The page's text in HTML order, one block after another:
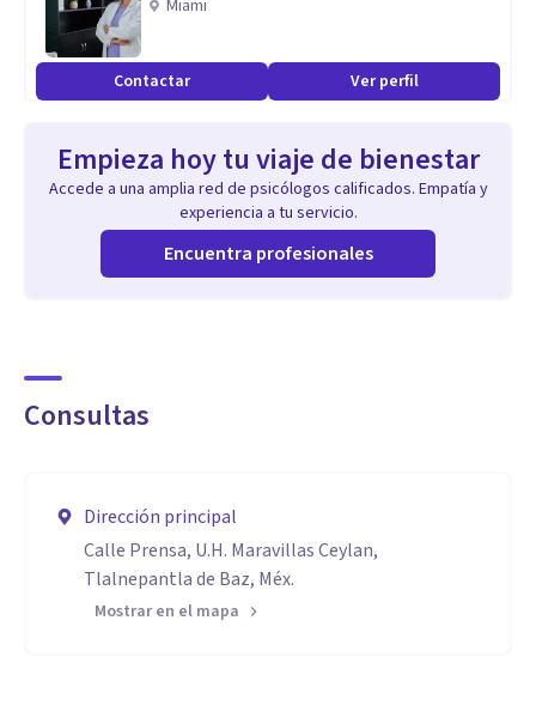
Miami
Contactar Ver perfil
Empieza hoy tu viaje de bienestar
Accede a una amplia red de psicólogos calificados. Empatía y
experiencia a tu servicio.
Encuentra profesionales
Consultas
Dirección principal
Calle Prensa, U.H. Maravillas Ceylan,
Tlalnepantla de Baz, Méx.
Mostrar en el mapa